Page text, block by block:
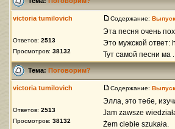
victoria tumilovich
Ответов: 2513
Просмотров: 38132
Содержание:
Эта песня очень
Это мужской ответ:
Тут самой песни ма
Тема:Поговорим?
victoria tumilovich
Ответов: 2513
Просмотров: 38132
Содержание:
Элла, это тебе,
Jam zawsze
Żem ciebie szukała.